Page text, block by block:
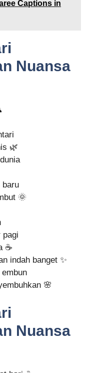
Captions in
Nuansa
🌿
baru
🌞
pagi
☕
indah banget ✨
🌸
Nuansa